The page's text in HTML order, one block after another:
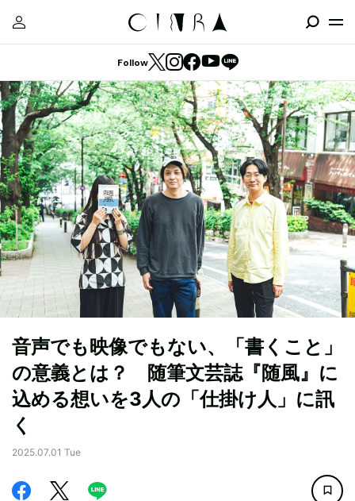
Follow
音声でも映像でもない、「書くこと」
の意義とは？ 随筆文芸誌『随風』に
込める想いを3人の「仕掛け人」に訊
く
2025.07.01 Tue